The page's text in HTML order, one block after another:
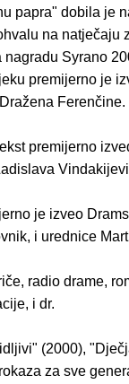
papra" dobila je
na natječaju
Syrano
premijerno je
Ferenčine.
premijerno
je izveo
i urednice
radio drame,
i dr.
(2000),
za sve